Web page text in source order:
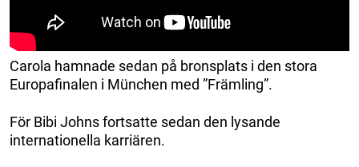
Carola hamnade sedan på bronsplats i den stora
Europafinalen i München med ”Främling”.
För Bibi Johns fortsatte sedan den lysande
internationella karriären.